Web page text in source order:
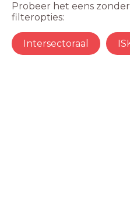
Probeer het eens
filteropties:
Intersectoraal